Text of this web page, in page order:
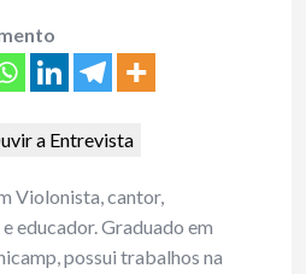
a Entrevista
Violonista, cantor,
educador. Graduado em
possui trabalhos na